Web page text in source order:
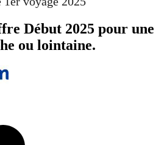
Début 2025 pour une
ou lointaine.